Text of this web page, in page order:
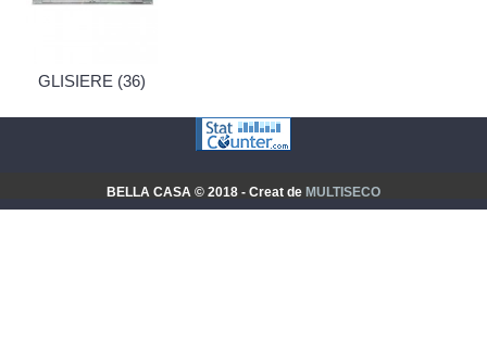
GLISIERE (36)
BELLA CASA © 2018 - Creat de MULTISECO